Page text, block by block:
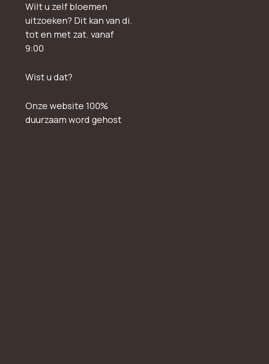
Wilt u zelf bloemen
uitzoeken? Dit kan van di.
tot en met zat. vanaf
9:00
Wist u dat?
Onze website 100%
duurzaam word gehost